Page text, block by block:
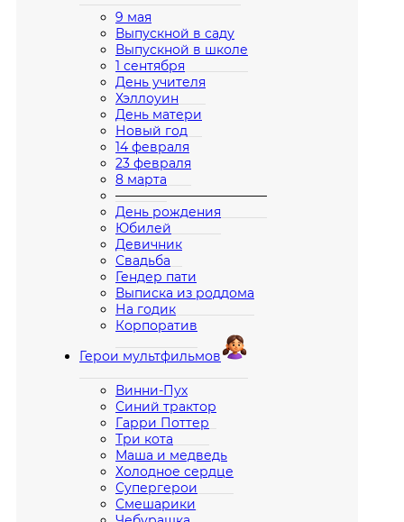
9 мая
Выпускной в саду
Выпускной в школе
1 сентября
День учителя
Хэллоуин
День матери
Новый год
14 февраля
23 февраля
8 марта
————————————
День рождения
Юбилей
Девичник
Свадьба
Гендер пати
Выписка из роддома
На годик
Корпоратив
Герои мультфильмов
Винни-Пух
Синий трактор
Гарри Поттер
Три кота
Маша и медведь
Холодное сердце
Супергерои
Смешарики